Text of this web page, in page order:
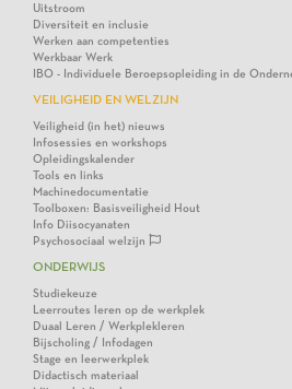
Uitstroom
Diversiteit en inclusie
Werken aan competenties
Werkbaar Werk
IBO - Individuele Beroepsopleiding in de
VEILIGHEID EN WELZIJN
Veiligheid (in het) nieuws
Infosessies en workshops
Opleidingskalender
Tools en links
Machinedocumentatie
Toolboxen: Basisveiligheid Hout
Info Diisocyanaten
Psychosociaal welzijn
ONDERWIJS
Studiekeuze
Leerroutes leren op de werkplek
Duaal Leren / Werkplekleren
Bijscholing / Infodagen
Stage en leerwerkplek
Didactisch materiaal